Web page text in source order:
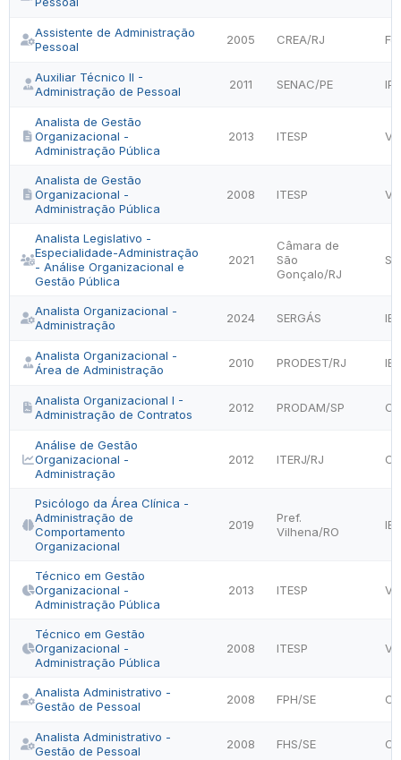
Assistente de Administração
Pessoal
2005 CREA/RJ
Auxiliar Técnico II -
Administração de Pessoal
2011 SENAC/PE
Analista de Gestão
Organizacional -
Administração Pública
2013 ITESP
Analista de Gestão
Organizacional -
Administração Pública
2008 ITESP
Analista Legislativo -
Especialidade-Administração
- Análise Organizacional e
Gestão Pública
2021
Câmara de
São
Gonçalo/RJ
Analista Organizacional -
Administração
2024 SERGÁS
Analista Organizacional -
Área de Administração
2010 PRODEST/RJ
Analista Organizacional I -
Administração de Contratos
2012 PRODAM/SP
Análise de Gestão
Organizacional -
Administração
2012 ITERJ/RJ
Psicólogo da Área Clínica -
Administração de
Comportamento
Organizacional
2019
Pref.
Vilhena/RO
Técnico em Gestão
Organizacional -
Administração Pública
2013 ITESP
Técnico em Gestão
Organizacional -
Administração Pública
2008 ITESP
Analista Administrativo -
Gestão de Pessoal
2008 FPH/SE
Analista Administrativo -
Gestão de Pessoal
2008 FHS/SE